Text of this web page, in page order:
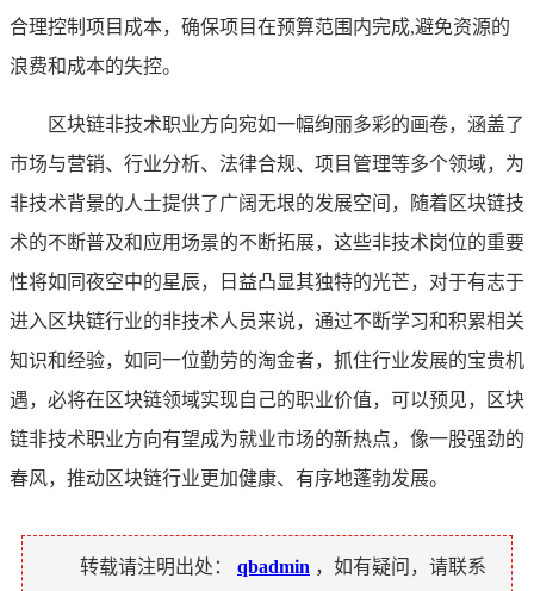
合理控制项目成本，确保项目在预算范围内完成,避免资源的
浪费和成本的失控。
区块链非技术职业方向宛如一幅绚丽多彩的画卷，涵盖了
市场与营销、行业分析、法律合规、项目管理等多个领域，为
非技术背景的人士提供了广阔无垠的发展空间，随着区块链技
术的不断普及和应用场景的不断拓展，这些非技术岗位的重要
性将如同夜空中的星辰，日益凸显其独特的光芒，对于有志于
进入区块链行业的非技术人员来说，通过不断学习和积累相关
知识和经验，如同一位勤劳的淘金者，抓住行业发展的宝贵机
遇，必将在区块链领域实现自己的职业价值，可以预见，区块
链非技术职业方向有望成为就业市场的新热点，像一股强劲的
春风，推动区块链行业更加健康、有序地蓬勃发展。
转载请注明出处： qbadmin ，如有疑问，请联系